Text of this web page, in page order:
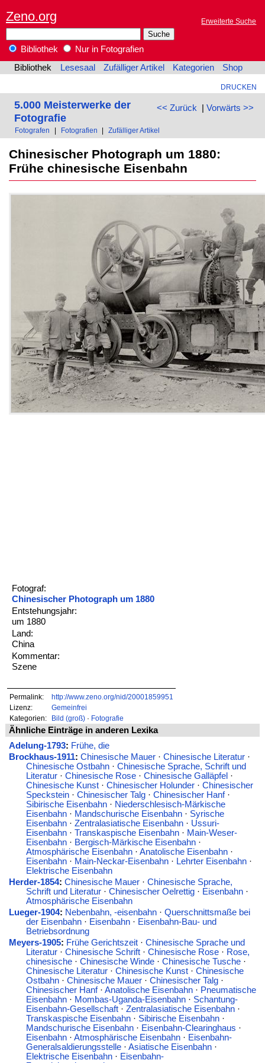
Zeno.org Erweiterte Suche
Bibliothek
Nur in Fotografien
Bibliothek
Lesesaal Zufälliger Artikel Kategorien Shop
DRUCKEN
<< Zurück | Vorwärts >>
5.000 Meisterwerke der
Fotografie
Fotografen Fotografien Zufälliger Artikel
Chinesischer Photograph um 1880:
Frühe chinesische Eisenbahn
Fotograf:
Chinesischer Photograph um 1880
Entstehungsjahr:
um 1880
Land:
China
Kommentar:
Szene
Permalink:
http://www.zeno.org/nid/20001859951
Lizenz:
Gemeinfrei
Kategorien:
Bild (groß)· Fotografie
Ähnliche Einträge in anderen Lexika
Adelung-1793: Frühe, die
Brockhaus-1911: Chinesische Mauer· Chinesische Literatur·
Chinesische Ostbahn· Chinesische Sprache, Schrift und
Literatur· Chinesische Rose· Chinesische Galläpfel ·
Chinesische Kunst· Chinesischer Holunder· Chinesischer
Speckstein· Chinesischer Talg· Chinesischer Hanf·
Sibirische Eisenbahn· Niederschlesisch-Märkische
Eisenbahn· Mandschurische Eisenbahn· Syrische
Eisenbahn· Zentralasiatische Eisenbahn· Ussuri-
Eisenbahn· Transkaspische Eisenbahn· Main-Weser-
Eisenbahn· Bergisch-Märkische Eisenbahn·
Atmosphärische Eisenbahn· Anatolische Eisenbahn·
Eisenbahn· Main-Neckar-Eisenbahn· Lehrter Eisenbahn·
Elektrische Eisenbahn
Herder-1854: Chinesische Mauer· Chinesische Sprache,
Schrift und Literatur· Chinesischer Oelrettig· Eisenbahn·
Atmosphärische Eisenbahn
Lueger-1904: Nebenbahn, -eisenbahn· Querschnittsmaße bei
der Eisenbahn· Eisenbahn· Eisenbahn-Bau- und
Betriebsordnung
Meyers-1905: Frühe Gerichtszeit· Chinesische Sprache und
Literatur· Chinesische Schrift· Chinesische Rose· Rose,
chinesische· Chinesische Winde· Chinesische Tusche·
Chinesische Literatur· Chinesische Kunst· Chinesische
Ostbahn· Chinesische Mauer· Chinesischer Talg·
Chinesischer Hanf· Anatolische Eisenbahn· Pneumatische
Eisenbahn· Mombas-Uganda-Eisenbahn· Schantung-
Eisenbahn-Gesellschaft· Zentralasiatische Eisenbahn·
Transkaspische Eisenbahn· Sibirische Eisenbahn·
Mandschurische Eisenbahn· Eisenbahn-Clearinghaus ·
Eisenbahn· Atmosphärische Eisenbahn· Eisenbahn-
Generalsaldierungsstelle· Asiatische Eisenbahn·
Elektrische Eisenbahn· Eisenbahn-